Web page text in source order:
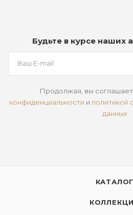
Будьте в курсе наших
Продолжая, вы
конфиденциальности и политикой
данных
КАТАЛОГ